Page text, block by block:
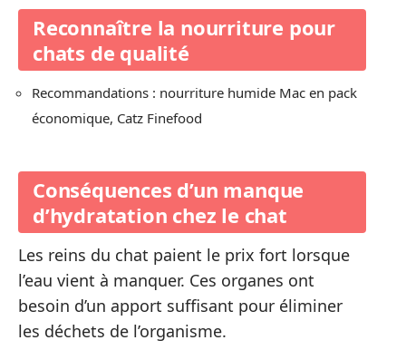
Reconnaître la nourriture pour
chats de qualité
Recommandations : nourriture humide Mac en pack
économique, Catz Finefood
Conséquences d’un manque
d’hydratation chez le chat
Les reins du chat paient le prix fort lorsque
l’eau vient à manquer. Ces organes ont
besoin d’un apport suffisant pour éliminer
les déchets de l’organisme.